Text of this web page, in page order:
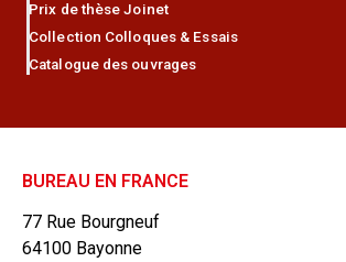
Prix de thèse Joinet
Collection Colloques & Essais
Catalogue des ouvrages
BUREAU EN FRANCE
77 Rue Bourgneuf
64100 Bayonne